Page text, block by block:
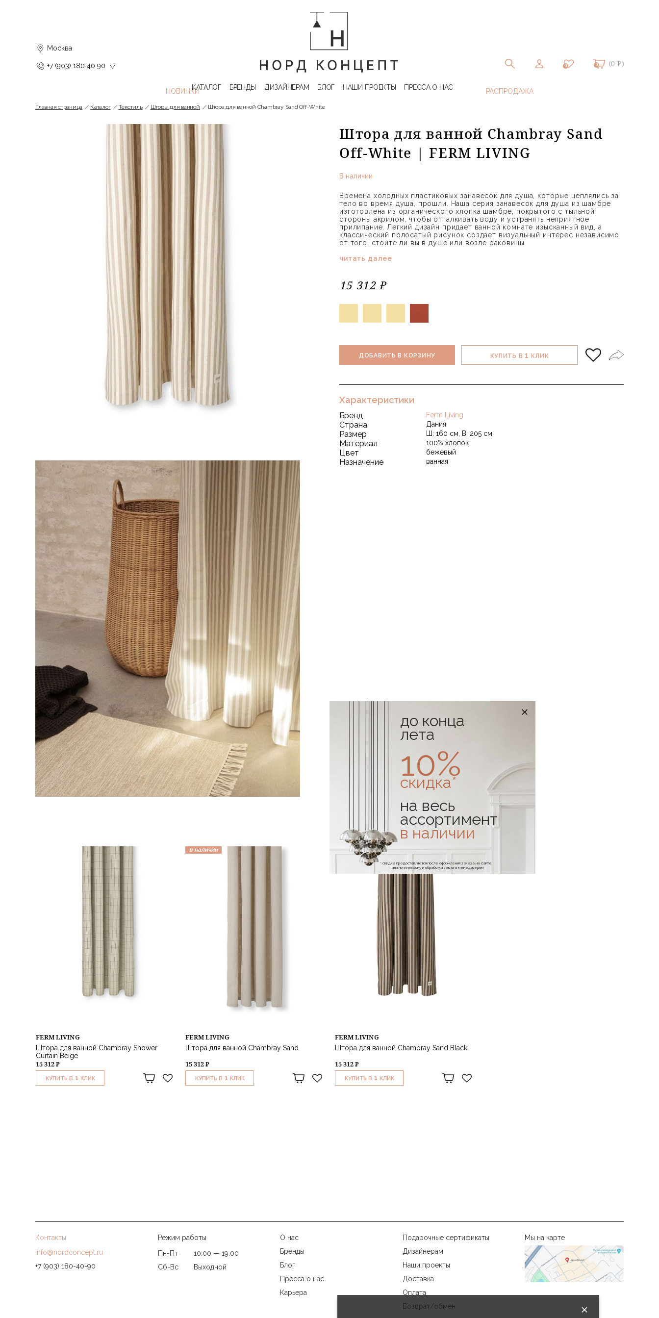
Москва
+7 (903) 180 40 90 0 0 (0 ₽)
КАТАЛОГ БРЕНДЫ ДИЗАЙНЕРАМ БЛОГ НАШИ ПРОЕКТЫ ПРЕССА О НАС
Главная страница Каталог Текстиль Шторы для ванной Штора для ванной Chambray Sand Off-White
Штора для ванной Chambray Sand
Off-White | FERM LIVING
В наличии
Времена холодных пластиковых занавесок для душа, которые цеплялись за
тело во время душа, прошли. Наша серия занавесок для душа из шамбре
изготовлена из органического хлопка шамбре, покрытого с тыльной
стороны акрилом, чтобы отталкивать воду и устранять неприятное
прилипание. Легкий дизайн придает ванной комнате изысканный вид, а
классический полосатый рисунок создает визуальный интерес независимо
от того, стоите ли вы в душе или возле раковины.
читать далее
15 312 ₽
ДОБАВИТЬ В КОРЗИНУ КУПИТЬ В1 КЛИК
Характеристики
Бренд Ferm Living
Страна Дания
Размер Ш: 160 см, В: 205 см
Материал 100% хлопок
Цвет бежевый
Назначение ванная
FERM LIVING
Штора для ванной Chambray Shower
Curtain Beige
15 312 ₽
КУПИТЬ В 1 КЛИК
в наличии
FERM LIVING
Штора для ванной Chambray Sand
15 312 ₽
КУПИТЬ В 1 КЛИК
FERM LIVING
Штора для ванной Chambray Sand Black
15 312 ₽
КУПИТЬ В 1 КЛИК
до конца
лета
10%
скидка*
на весь
ассортимент
в наличии
* скидка предоставляется после оформления заказа на сайте
или по телефону и обработки заказа менеджером
Контакты
info@nordconcept.ru
+7 (903) 180-40-90
Режим работы
Пн-Пт
10:00 — 19.00
Сб-Вс
Выходной
Мы на карте
О нас
Подарочные сертификаты
Бренды
Дизайнерам
Блог
Наши проекты
Пресса о нас
Доставка
Карьера
Оплата
Возврат/обмен